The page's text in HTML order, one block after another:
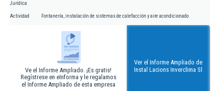
Jurídica
Actividad Fontanería, instalación de sistemas de calefacción y aire acondicionado
Ve el Informe Ampliado. ¡Es gratis!
Regístrese en eInforma y le regalamos
el Informe Ampliado de esta empresa
Ver el Informe Ampliado de
Instal Lacions Inverclima Sl